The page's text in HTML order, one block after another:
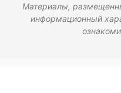
Материалы,
информационный